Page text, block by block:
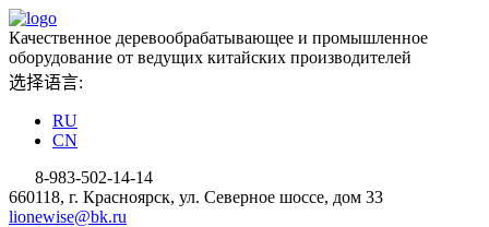
Качественное деревообрабатывающее и промышленное
оборудование от ведущих китайских производителей
选择语言:
RU
CN
8-983-502-14-14
660118, г. Красноярск, ул. Северное шоссе, дом 33
lionewise@bk.ru